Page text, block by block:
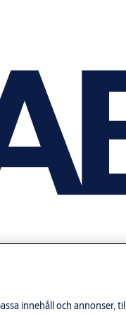
innehåll och annonser,